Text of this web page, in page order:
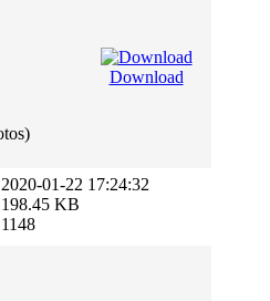
Download
2020-01-22 17:24:32
198.45 KB
1148